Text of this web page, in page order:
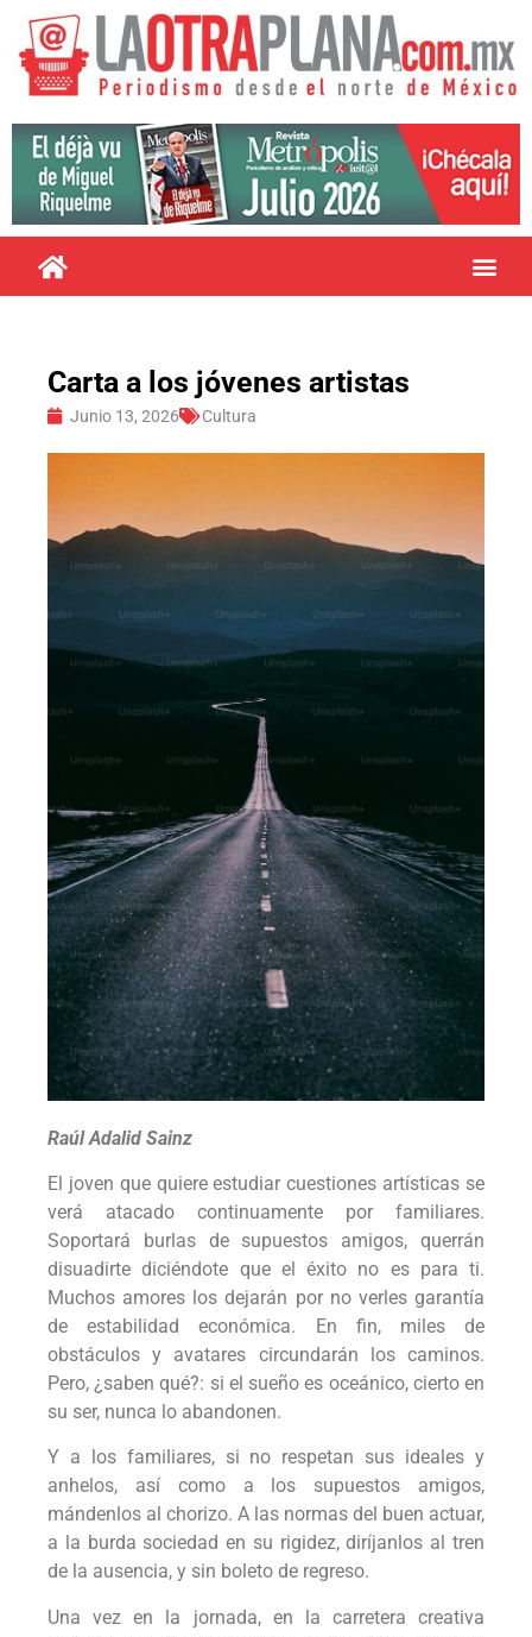
Carta a los jóvenes artistas
Junio 13, 2026 Cultura
Raúl Adalid Sainz
El joven que quiere estudiar cuestiones artísticas se
verá atacado continuamente por familiares.
Soportará burlas de supuestos amigos, querrán
disuadirte diciéndote que el éxito no es para ti.
Muchos amores los dejarán por no verles garantía
de estabilidad económica. En fin, miles de
obstáculos y avatares circundarán los caminos.
Pero, ¿saben qué?: si el sueño es oceánico, cierto en
su ser, nunca lo abandonen.
Y a los familiares, si no respetan sus ideales y
anhelos, así como a los supuestos amigos,
mándenlos al chorizo. A las normas del buen actuar,
a la burda sociedad en su rigidez, diríjanlos al tren
de la ausencia, y sin boleto de regreso.
Una vez en la jornada, en la carretera creativa